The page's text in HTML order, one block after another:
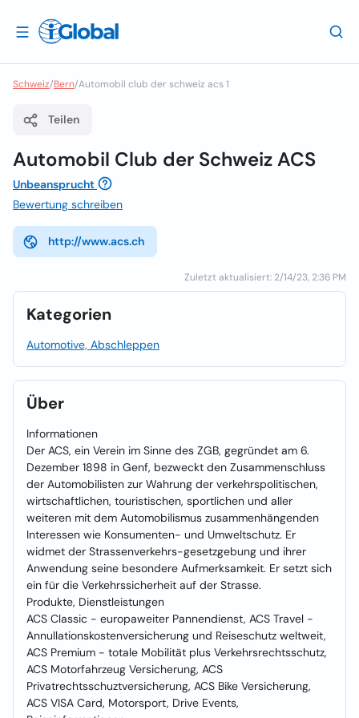
Schweiz/Bern/Automobil club der schweiz acs 1
Teilen
Automobil Club der Schweiz ACS
Unbeansprucht
Bewertung schreiben
http://www.acs.ch
Zuletzt aktualisiert: 2/14/23, 2:36 PM
Kategorien
Automotive, Abschleppen
Über
Informationen
Der ACS, ein Verein im Sinne des ZGB, gegründet am 6.
Dezember 1898 in Genf, bezweckt den Zusammenschluss
der Automobilisten zur Wahrung der verkehrspolitischen,
wirtschaftlichen, touristischen, sportlichen und aller
weiteren mit dem Automobilismus zusammenhängenden
Interessen wie Konsumenten- und Umweltschutz. Er
widmet der Strassenverkehrs-gesetzgebung und ihrer
Anwendung seine besondere Aufmerksamkeit. Er setzt sich
ein für die Verkehrssicherheit auf der Strasse.
Produkte, Dienstleistungen
ACS Classic - europaweiter Pannendienst, ACS Travel -
Annullationskostenversicherung und Reiseschutz weltweit,
ACS Premium - totale Mobilität plus Verkehrsrechtsschutz,
ACS Motorfahrzeug Versicherung, ACS
Privatrechtsschuztversicherung, ACS Bike Versicherung,
ACS VISA Card, Motorsport, Drive Events,